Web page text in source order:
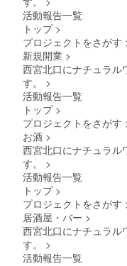
活動報告一覧
トップ >
プロジェクトをさがす
新規開業 >
西宮北口にナチュラル
す。
>
活動報告一覧
トップ >
プロジェクトをさがす
お酒 >
西宮北口にナチュラル
す。
>
活動報告一覧
トップ >
プロジェクトをさがす
居酒屋・バー >
西宮北口にナチュラル
す。
>
活動報告一覧